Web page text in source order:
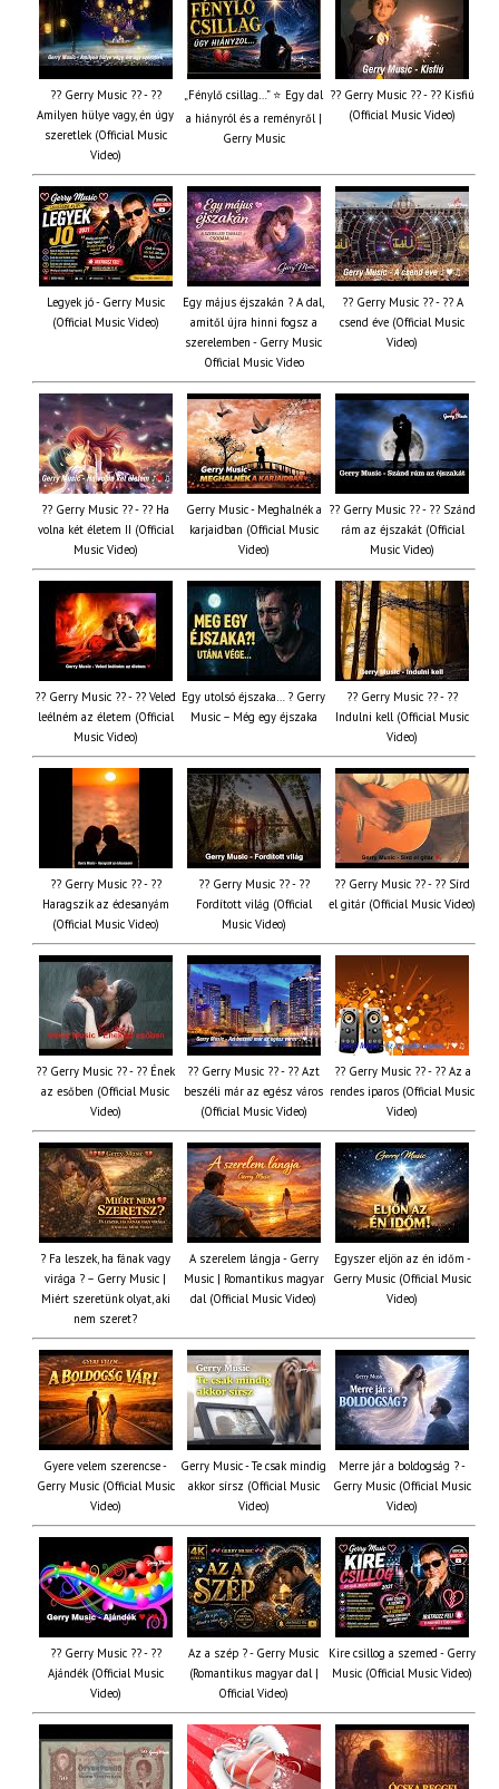
?? Gerry Music ?? - ??
Amilyen hülye vagy, én úgy
szeretlek (Official Music
Video)
„Fénylő csillag…” ⭐ Egy dal
a hiányról és a reményről |
Gerry Music
?? Gerry Music ?? - ?? Kisfiú
(Official Music Video)
Legyek jó - Gerry Music
(Official Music Video)
Egy május éjszakán ? A dal,
amitől újra hinni fogsz a
szerelemben - Gerry Music
Official Music Video
?? Gerry Music ?? - ?? A
csend éve (Official Music
Video)
?? Gerry Music ?? - ?? Ha
volna két életem II (Official
Music Video)
Gerry Music - Meghalnék a
karjaidban (Official Music
Video)
?? Gerry Music ?? - ?? Szánd
rám az éjszakát (Official
Music Video)
?? Gerry Music ?? - ?? Veled
leélném az életem (Official
Music Video)
Egy utolsó éjszaka… ? Gerry
Music – Még egy éjszaka
?? Gerry Music ?? - ??
Indulni kell (Official Music
Video)
?? Gerry Music ?? - ??
Haragszik az édesanyám
(Official Music Video)
?? Gerry Music ?? - ??
Fordított világ (Official
Music Video)
?? Gerry Music ?? - ?? Sírd
el gitár (Official Music Video)
?? Gerry Music ?? - ?? Ének
az esőben (Official Music
Video)
?? Gerry Music ?? - ?? Azt
beszéli már az egész város
(Official Music Video)
?? Gerry Music ?? - ?? Az a
rendes iparos (Official Music
Video)
? Fa leszek, ha fának vagy
virága ? – Gerry Music |
Miért szeretünk olyat, aki
nem szeret?
A szerelem lángja - Gerry
Music | Romantikus magyar
dal (Official Music Video)
Egyszer eljön az én időm -
Gerry Music (Official Music
Video)
Gyere velem szerencse -
Gerry Music (Official Music
Video)
Gerry Music - Te csak mindig
akkor sírsz (Official Music
Video)
Merre jár a boldogság ? -
Gerry Music (Official Music
Video)
?? Gerry Music ?? - ??
Ajándék (Official Music
Video)
Az a szép ? - Gerry Music
(Romantikus magyar dal |
Official Video)
Kire csillog a szemed - Gerry
Music (Official Music Video)